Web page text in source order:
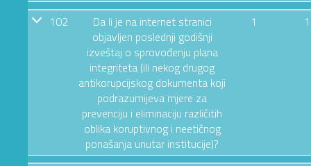
102
Da li je na internet stranici
objavljen poslednji godišnji
izveštaj o sprovođenju plana
integriteta (ili nekog drugog
antikorupcijskog dokumenta koji
podrazumijeva mjere za
prevenciju i eliminaciju različitih
oblika koruptivnog i neetičnog
ponašanja unutar institucije)?
1 1